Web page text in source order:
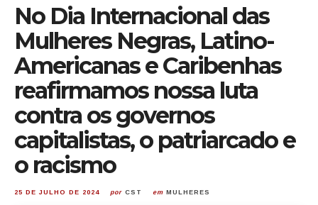
No Dia Internacional das
Mulheres Negras, Latino-
Americanas e Caribenhas
reafirmamos nossa luta
contra os governos
capitalistas, o patriarcado e
o racismo
25 DE JULHO DE 2024 por CST em MULHERES